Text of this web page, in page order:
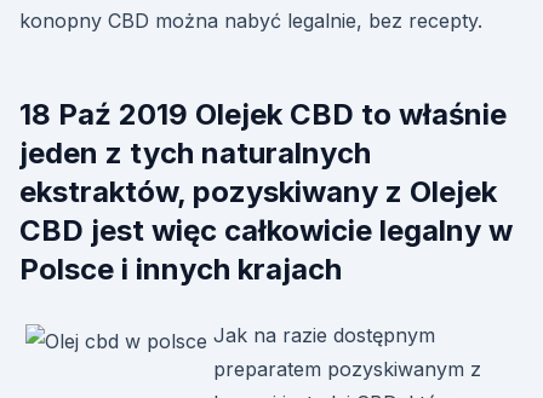
konopny CBD można nabyć legalnie, bez recepty.
18 Paź 2019 Olejek CBD to właśnie
jeden z tych naturalnych
ekstraktów, pozyskiwany z Olejek
CBD jest więc całkowicie legalny w
Polsce i innych krajach
Jak na razie dostępnym
preparatem pozyskiwanym z